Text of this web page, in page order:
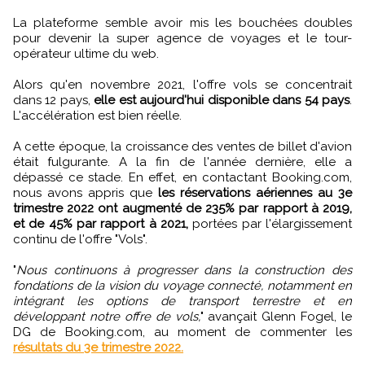
La plateforme semble avoir mis les bouchées doubles
pour devenir la super agence de voyages et le tour-
opérateur ultime du web.
Alors qu'en novembre 2021, l'offre vols se concentrait
dans 12 pays, elle est aujourd'hui disponible dans 54 pays.
L'accélération est bien réelle.
A cette époque, la croissance des ventes de billet d'avion
était fulgurante. A la fin de l'année dernière, elle a
dépassé ce stade. En effet, en contactant Booking.com,
nous avons appris que les réservations aériennes au 3e
trimestre 2022 ont augmenté de 235% par rapport à 2019,
et de 45% par rapport à 2021, portées par l'élargissement
continu de l'offre "Vols".
"Nous continuons à progresser dans la construction des
fondations de la vision du voyage connecté, notamment en
intégrant les options de transport terrestre et en
développant notre offre de vols," avançait Glenn Fogel, le
DG de Booking.com, au moment de commenter les
résultats du 3e trimestre 2022.